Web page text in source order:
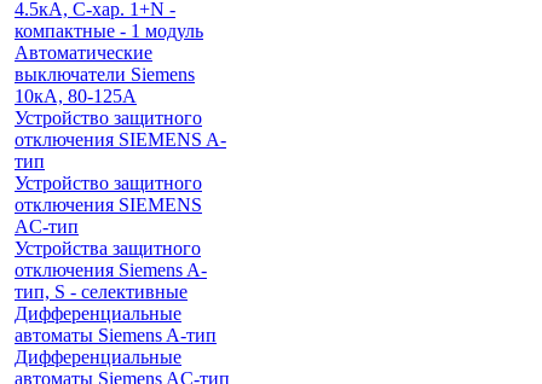
4.5кА, C-хар. 1+N -
компактные - 1 модуль
Автоматические
выключатели Siemens
10кА, 80-125A
Устройство защитного
отключения SIEMENS A-
тип
Устройство защитного
отключения SIEMENS
AС-тип
Устройства защитного
отключения Siemens A-
тип, S - селективные
Дифференциальные
автоматы Siemens A-тип
Дифференциальные
автоматы Siemens AС-тип